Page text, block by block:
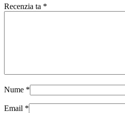
Recenzia ta *
Nume *
Email *